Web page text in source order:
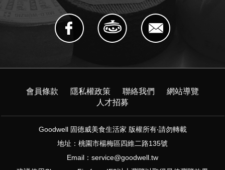
會員條款 隱私權政策 聯絡我們
網站導覽
人才招募
Goodwell 固德威美食生活家 版權所有‧請勿轉載
地址：桃園市楊梅區四維二路135號
Email： service@goodwell.tw